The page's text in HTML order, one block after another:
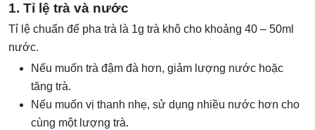
1. Tỉ lệ trà và nước
Tỉ lệ chuẩn để pha trà là 1g trà khô cho khoảng 40 – 50ml
nước.
Nếu muốn trà đậm đà hơn, giảm lượng nước hoặc
tăng trà.
Nếu muốn vị thanh nhẹ, sử dụng nhiều nước hơn cho
cùng một lượng trà.